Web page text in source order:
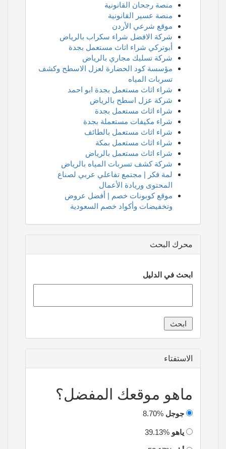
منصة رجحان القانونية
منصة عسير القانونية
موقع شرعي الأردن
شركة الافضل شراء سكراب بالرياض
أبوتركي شراء اثاث مستعمل بجدة
شركة تسليك مجاري بالرياض
مؤسسة كود الحضارة لعزل الاسطح وكشف
تسربات المياه
شراء اثاث مستعمل بجدة ابو احمد
شركة عزل اسطح بالرياض
شراء اثاث مستعمل بجدة
شراء مكيفات مستعملة بجدة
شراء اثاث مستعمل بالطائف
شراء اثاث مستعمل بمكة
شراء اثاث مستعمل بالرياض
شركة كشف تسربات المياه بالرياض
لمة فكر | مجتمع تفاعلي عربي لصناع
المحتوى وريادة الأعمال
موقع كوبونات خصم | أفضل عروض
وتخفيضات وأكواد خصم السعودية
محرك البحث
ابحث في الدليل
الاستفتاء
ماهو موقعك المفضل؟
جوجل
ياهو